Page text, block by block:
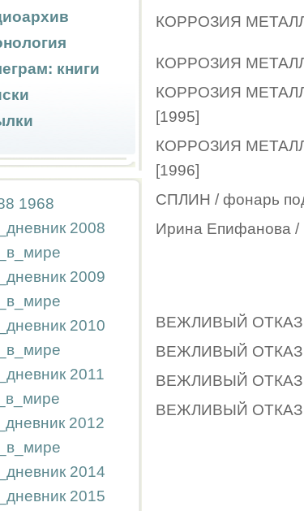
книги
1968
2008
2009
2010
2011
2012
2014
2015
КОРРОЗИЯ
КОРРОЗИЯ
КОРРОЗИЯ
[1995]
КОРРОЗИЯ
[1996]
СПЛИН / фонарь
Ирина
ВЕЖЛИВЫЙ ОТКАЗ /
ВЕЖЛИВЫЙ ОТКАЗ /
ВЕЖЛИВЫЙ ОТКАЗ /
ВЕЖЛИВЫЙ ОТКАЗ /